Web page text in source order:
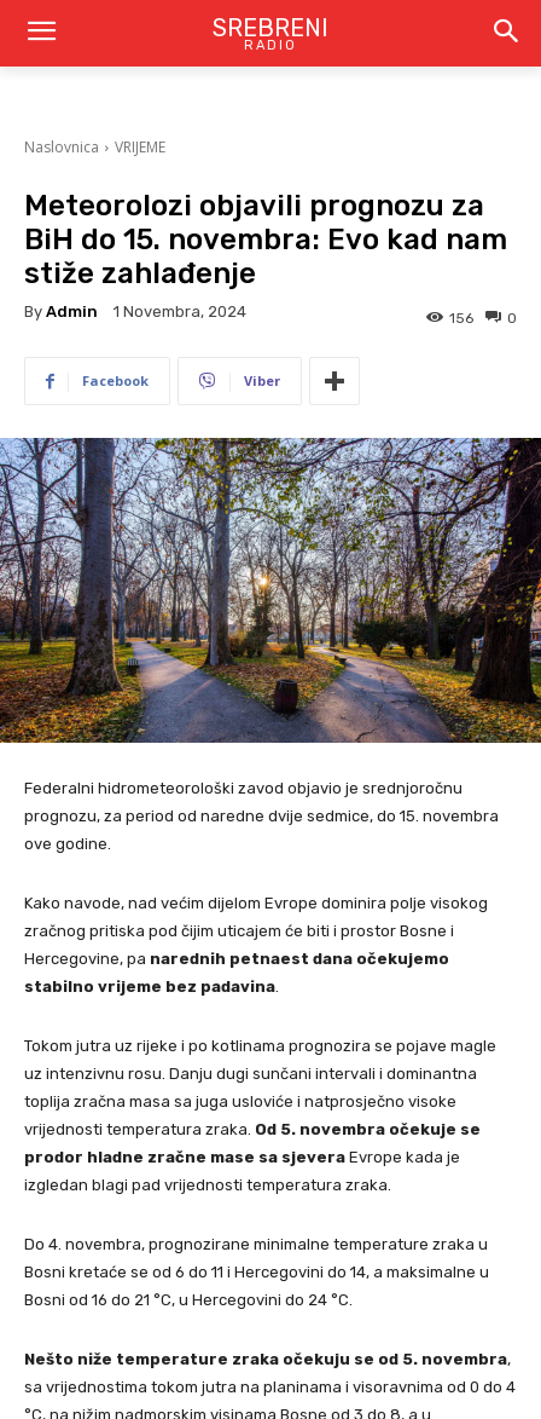
SREBRENI
RADIO
Naslovnica VRIJEME
Meteorolozi objavili prognozu za
BiH do 15. novembra: Evo kad nam
stiže zahlađenje
By Admin 1 Novembra, 2024 0
156
Facebook Viber
Federalni hidrometeorološki zavod objavio je srednjoročnu
prognozu, za period od naredne dvije sedmice, do 15. novembra
ove godine.
Kako navode, nad većim dijelom Evrope dominira polje visokog
zračnog pritiska pod čijim uticajem će biti i prostor Bosne i
Hercegovine, pa narednih petnaest dana očekujemo
stabilno vrijeme bez padavina.
Tokom jutra uz rijeke i po kotlinama prognozira se pojave magle
uz intenzivnu rosu. Danju dugi sunčani intervali i dominantna
toplija zračna masa sa juga usloviće i natprosječno visoke
vrijednosti temperatura zraka. Od 5. novembra očekuje se
prodor hladne zračne mase sa sjevera Evrope kada je
izgledan blagi pad vrijednosti temperatura zraka.
Do 4. novembra, prognozirane minimalne temperature zraka u
Bosni kretaće se od 6 do 11 i Hercegovini do 14, a maksimalne u
Bosni od 16 do 21 °C, u Hercegovini do 24 °C.
Nešto niže temperature zraka očekuju se od 5. novembra,
sa vrijednostima tokom jutra na planinama i visoravnima od 0 do 4
°C, na nižim nadmorskim visinama Bosne od 3 do 8, a u